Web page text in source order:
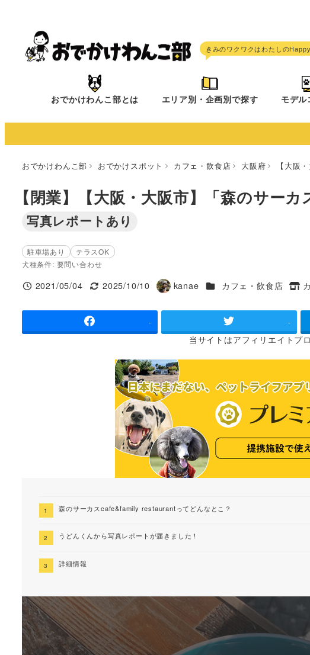
へ
おでかけわんこ部とは エリア別・企画別で探す モデル
おでかけわんこ部 おでかけスポット カフェ・飲食店 大阪府 【大阪
【閉業】【大阪・大阪市】「森のサー
写真レポートあり
駐車場あり
テラスOK
犬種条件: 要問い合わせ
投稿日
2021/05/04
更新日
2025/10/10
著
kanae 施設ジャンル
カフェ・飲食店
タグ
- -
当サイトはアフィリエイトプ
森のサーカスcafe&family restaurantってどんなとこ？
うどんくんから写真レポートが届きました！
詳細情報